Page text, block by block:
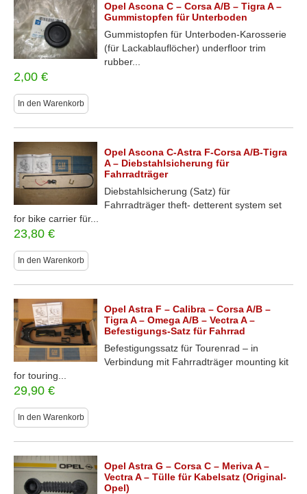
Opel Ascona C – Corsa A/B – Tigra A –
Gummistopfen für Unterboden
Gummistopfen für Unterboden-Karosserie
(für Lackablauflöcher) underfloor trim
rubber...
2,00 €
In den Warenkorb
Opel Ascona C-Astra F-Corsa A/B-Tigra
A – Diebstahlsicherung für
Fahrradträger
Diebstahlsicherung (Satz) für
Fahrradträger theft- detterent system set
for bike carrier für...
23,80 €
In den Warenkorb
Opel Astra F – Calibra – Corsa A/B –
Tigra A – Omega A/B – Vectra A –
Befestigungs-Satz für Fahrrad
Befestigungssatz für Tourenrad – in
Verbindung mit Fahrradträger mounting kit
for touring...
29,90 €
In den Warenkorb
Opel Astra G – Corsa C – Meriva A –
Vectra A – Tülle für Kabelsatz (Original-
Opel)